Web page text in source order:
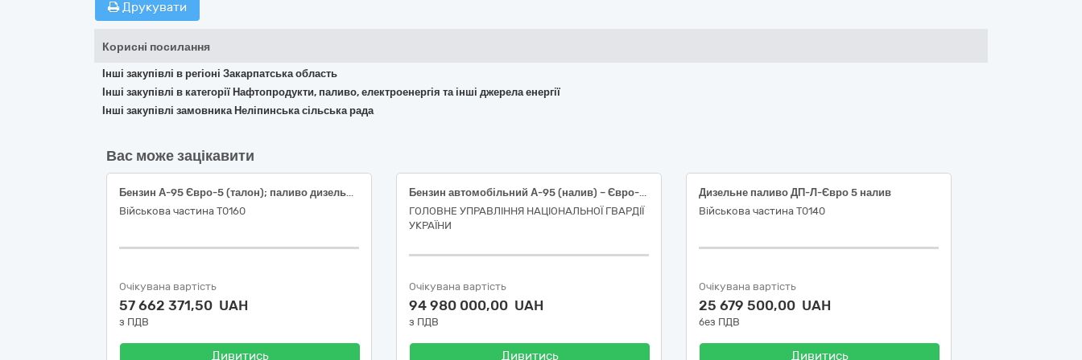
Друкувати
Корисні посилання
Інші закупівлі в регіоні Закарпатська область
Інші закупівлі в категорії Нафтопродукти, паливо, електроенергія та інші джерела енергії
Інші закупівлі замовника Неліпинська сільська рада
Вас може зацікавити
Бензин А-95 Євро-5 (талон); паливо дизельне ДП Євро-5 (талон)
Військова частина Т0160
Очікувана вартість
57 662 371,50 UAH
з ПДВ
Дивитись
Бензин автомобільний А-95 (налив) – Євро-5 – Е5 (Е0, Е7, Е10)
ГОЛОВНЕ УПРАВЛІННЯ НАЦІОНАЛЬНОЇ ГВАРДІЇ
УКРАЇНИ
Очікувана вартість
94 980 000,00 UAH
з ПДВ
Дивитись
Дизельне паливо ДП-Л-Євро 5 налив
Військова частина Т0140
Очікувана вартість
25 679 500,00 UAH
без ПДВ
Дивитись